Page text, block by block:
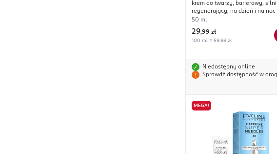
Cerabiome
krem do twarzy, barierowy,
regenerujący, na dzień i na noc
50 ml
29,99 zł
100 ml = 59,98 zł
Niedostępny online
Sprawdź dostępność w
MEGA!